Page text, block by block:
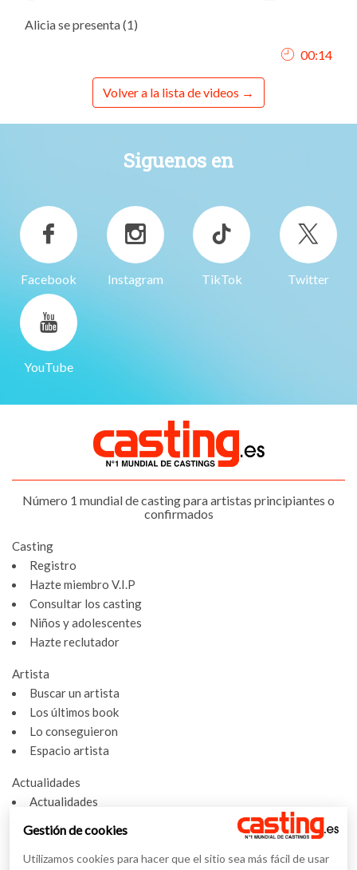
Alicia se presenta (1)
00:14
Volver a la lista de videos
Siguenos en
Facebook Instagram TikTok Twitter
YouTube
Número 1 mundial de casting para artistas principiantes o
confirmados
Casting
Registro
Hazte miembro V.I.P
Consultar los casting
Niños y adolescentes
Hazte reclutador
Artista
Buscar un artista
Los últimos book
Lo conseguieron
Espacio artista
Actualidades
Actualidades
Entrevistas
Gestión de cookies
Utilizamos cookies para hacer que el sitio sea más fácil de usar